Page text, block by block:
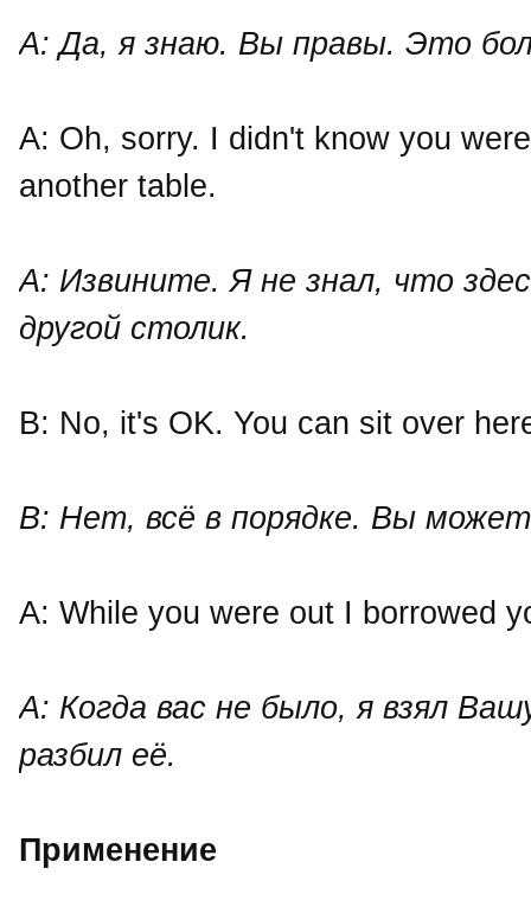
А: Да, я знаю. Вы правы. Это
A: Oh, sorry. I didn't know you
another table.
А: Извините. Я не знал, что
другой столик.
B: No, it's OK. You can sit over
В: Нет, всё в порядке. Вы
A: While you were out I borrowed
A: Когда вас не было, я взял
разбил её.
Применение